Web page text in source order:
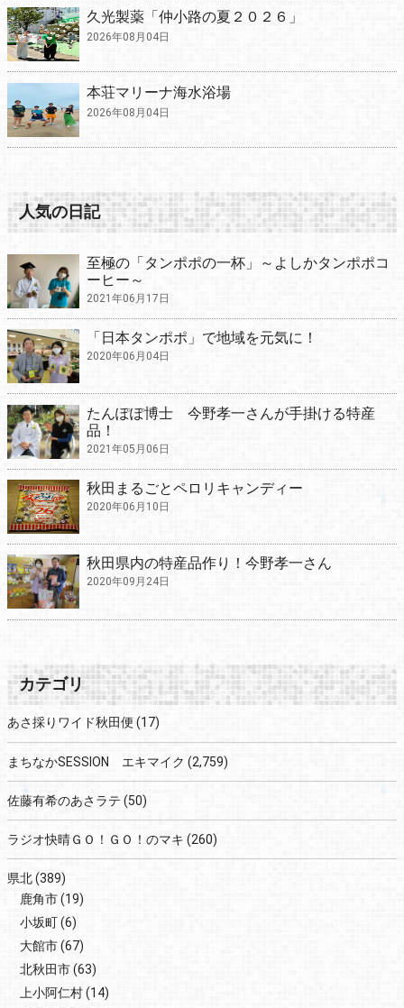
久光製薬「仲小路の夏２０２６」
2026年08月04日
本荘マリーナ海水浴場
2026年08月04日
人気の日記
至極の「タンポポの一杯」～よしかタンポポコ
ーヒー～
2021年06月17日
「日本タンポポ」で地域を元気に！
2020年06月04日
たんぽぽ博士 今野孝一さんが手掛ける特産
品！
2021年05月06日
秋田まるごとペロリキャンディー
2020年06月10日
秋田県内の特産品作り！今野孝一さん
2020年09月24日
カテゴリ
あさ採りワイド秋田便 (17)
まちなかSESSION エキマイク (2,759)
佐藤有希のあさラテ (50)
ラジオ快晴ＧＯ！ＧＯ！のマキ (260)
県北(389)
鹿角市(19)
小坂町(6)
大館市(67)
北秋田市(63)
上小阿仁村(14)